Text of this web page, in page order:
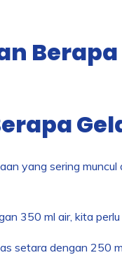
Berapa
yang sering
350 ml air, kita
setara dengan 250